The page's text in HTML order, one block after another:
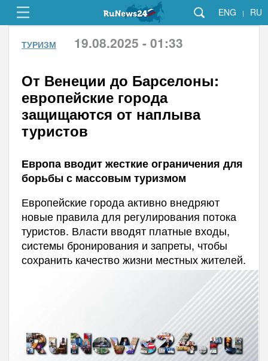
ENG | RU
ТУРИЗМ 19.08.2025 - 01:33
От Венеции до Барселоны:
европейские города
защищаются от наплыва
туристов
Европа вводит жесткие ограничения для
борьбы с массовым туризмом
Европейские города активно внедряют
новые правила для регулирования потока
туристов. Власти вводят платные входы,
системы бронирования и запреты, чтобы
сохранить качество жизни местных жителей.